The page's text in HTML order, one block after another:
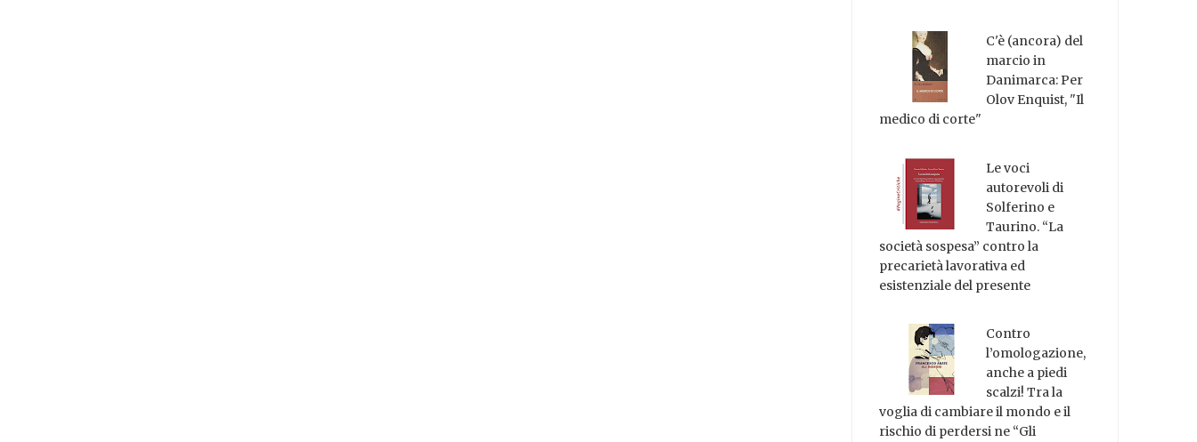
C'è (ancora) del
marcio in
Danimarca: Per
Olov Enquist, "Il
medico di corte"
Le voci
autorevoli di
Solferino e
Taurino. “La
società sospesa” contro la
precarietà lavorativa ed
esistenziale del presente
Contro
l’omologazione,
anche a piedi
scalzi! Tra la
voglia di cambiare il mondo e il
rischio di perdersi ne “Gli